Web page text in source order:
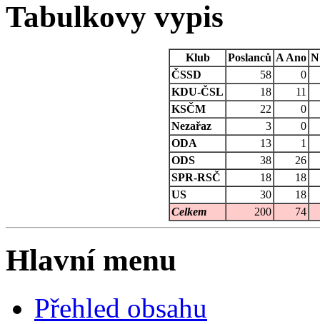
Tabulkovy vypis
Klub Poslanců A Ano N
ČSSD
58
0
KDU-ČSL
18
11
KSČM
22
0
Nezařaz
3
0
ODA
13
1
ODS
38
26
SPR-RSČ
18
18
US
30
18
Celkem
200 74
Hlavní menu
Přehled obsahu